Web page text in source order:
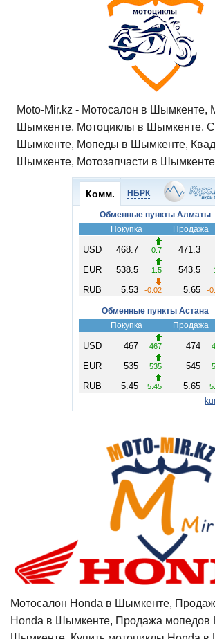
Moto-Mir.kz - Мотосалон в Шымкенте,
Шымкенте, Мотоциклы в Шымкенте,
Шымкенте, Мопеды в Шымкенте,
Шымкенте, Мотозапчасти в Шымкенте
Мотосалон Honda в Шымкенте,
Honda в Шымкенте, Продажа мопедов